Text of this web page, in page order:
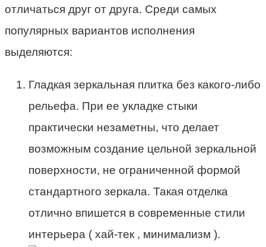
отличаться друг от друга. Среди самых
популярных вариантов исполнения
выделяются:
Гладкая зеркальная плитка без какого-либо
рельефа. При ее укладке стыки
практически незаметны, что делает
возможным создание цельной зеркальной
поверхности, не ограниченной формой
стандартного зеркала. Такая отделка
отлично впишется в современные стили
интерьера ( хай-тек , минимализм ).